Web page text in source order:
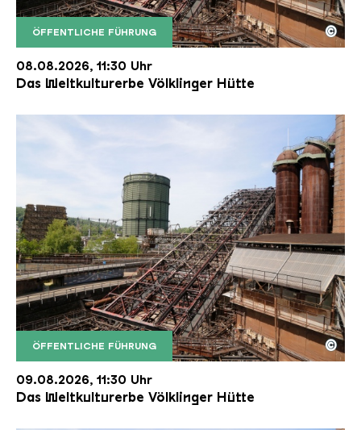
ÖFFENTLICHE FÜHRUNG
Der Erzschrägaufzug der Völklinger Hütte mit
Copyright: Weltkulturerbe Völklinger Hütte | Karl
©
08.08.2026, 11:30 Uhr
Das Weltkulturerbe Völklinger Hütte
ÖFFENTLICHE FÜHRUNG
Der Erzschrägaufzug der Völklinger Hütte mit
Copyright: Weltkulturerbe Völklinger Hütte | Karl
©
09.08.2026, 11:30 Uhr
Das Weltkulturerbe Völklinger Hütte